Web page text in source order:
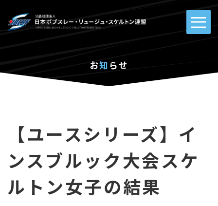
お知らせ
【ユースシリーズ】イ
ンスブルック大会スケ
ルトン女子の結果